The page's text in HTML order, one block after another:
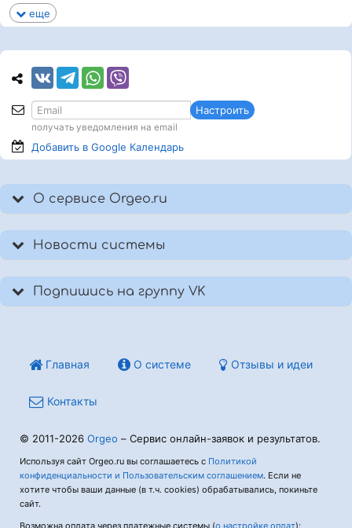
еще
Настроить
получать уведомления на email
Добавить в Google Календарь
О сервисе Orgeo.ru
Новости системы
Подпишись на группу VK
Главная О системе Отзывы и идеи
Контакты
© 2011-2026 Orgeo – Сервис онлайн-заявок и результатов.
Используя сайт Orgeo.ru вы соглашаетесь с Политикой
конфиденциальности и Пользовательским соглашением. Если не
хотите чтобы ваши данные (в т.ч. cookies) обрабатывались, покиньте
сайт.